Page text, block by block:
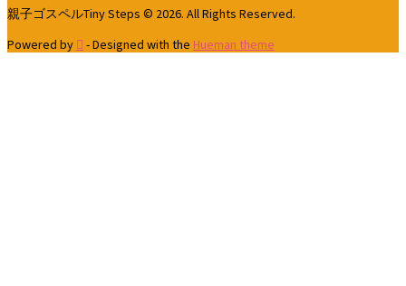
親子ゴスペルTiny Steps © 2026. All Rights Reserved.
Powered by
- Designed with the Hueman theme